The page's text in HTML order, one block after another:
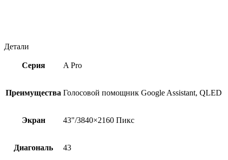
Детали
Серия A Pro
Преимущества Голосовой помощник Google Assistant, QLED
Экран 43"/3840×2160 Пикс
Диагональ 43